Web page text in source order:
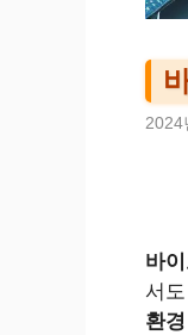
2024
바
서
환